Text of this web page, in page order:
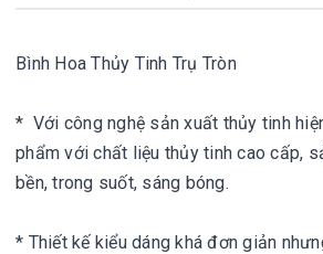
Bình Hoa Thủy Tinh Trụ Tròn
*  Với công nghệ sản xuất thủy tinh
phẩm với chất liệu thủy tinh cao cấp,
bền, trong suốt, sáng bóng.
* Thiết kế kiểu dáng khá đơn giản